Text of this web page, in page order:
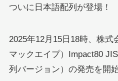
ついに日本語配列が登場！
2025年12月15日18時、株式
マックエイプ）Impact80
列バージョン）の発売を開